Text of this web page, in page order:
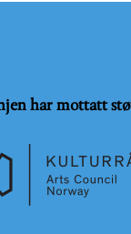
har mottatt